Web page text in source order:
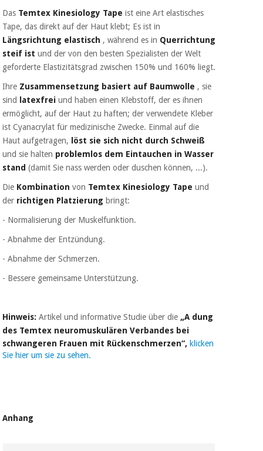
Veterinärmedizin
Orthopädie
Chirurgische
instrumente
(ausverkauf)
Das Temtex Kinesiology Tape ist eine Art elastisches
Tape, das direkt auf der Haut klebt; Es ist in
Längsrichtung elastisch , während es in Querrichtung
steif ist und der von den besten Spezialisten der Welt
geforderte Elastizitätsgrad zwischen 150% und 160% liegt.
Ihre Zusammensetzung basiert auf Baumwolle , sie
sind
latexfrei und haben einen Klebstoff, der es ihnen
ermöglicht, auf der Haut zu haften; der verwendete Kleber
ist Cyanacrylat für medizinische Zwecke. Einmal auf die
Haut aufgetragen,
löst sie sich nicht durch Schweiß
und sie halten problemlos dem Eintauchen in Wasser
stand (damit Sie nass werden oder duschen können, ...).
Die Kombination von Temtex Kinesiology Tape und
der richtigen Platzierung bringt:
- Normalisierung der Muskelfunktion.
- Abnahme der Entzündung.
- Abnahme der Schmerzen.
- Bessere gemeinsame Unterstützung.
Hinweis: Artikel und informative Studie über die „A dung
des Temtex neuromuskulären Verbandes bei
schwangeren Frauen mit Rückenschmerzen“, klicken
Sie hier um sie zu sehen.
Anhang